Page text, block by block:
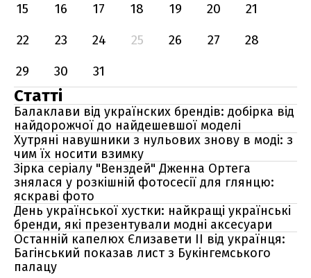
15
16 17 18 19 20
21
22
23 24 25 26 27
28
29
30 31
Статті
Балаклави від українских брендів: добірка від
найдорожчої до найдешевшої моделі
Хутряні навушники з нульових знову в моді: з
чим їх носити взимку
Зірка серіалу "Венздей" Дженна Ортега
знялася у розкішній фотосесії для глянцю:
яскраві фото
День української хустки: найкращі українські
бренди, які презентували модні аксесуари
Останній капелюх Єлизавети II від українця:
Багінський показав лист з Букінгемського
палацу